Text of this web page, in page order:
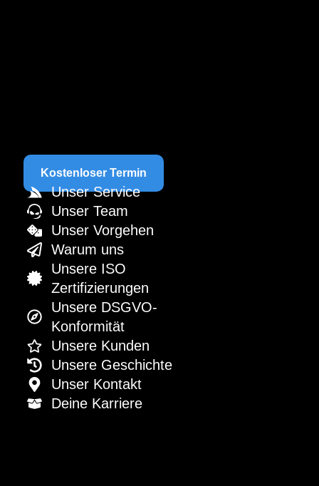
Kostenloser Termin
Unser Service
Unser Team
Unser Vorgehen
Warum uns
Unsere ISO
Zertifizierungen
Unsere DSGVO-
Konformität
Unsere Kunden
Unsere Geschichte
Unser Kontakt
Deine Karriere